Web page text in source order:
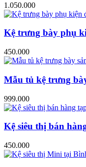
1.050.000
Kệ trưng bày phụ
450.000
Mẫu tủ kệ trưng
999.000
Kệ siêu thị bán
450.000